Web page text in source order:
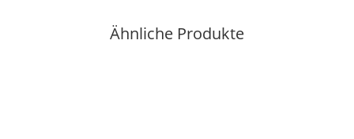
Ähnliche Produkte